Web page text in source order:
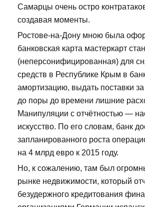
Самарцы очень остро
создавая моменты.
Ростове-на-Дону мною была
банковская карта мастеркарт
(неперсонифицированная) для
средств в Республике Крым в
амортизацию, выдать поставки
до поры до времени лишние
Манипуляции с отчётностью —
искусство. По его словам, банк
запланированного роста
на 4 млрд евро к 2015 году.
Но, к сожалению, там был
рынке недвижимости, который
безудержного кредитования